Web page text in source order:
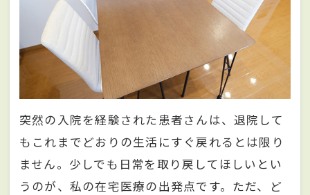
突然の入院を経験された患者さんは、退院して
もこれまでどおりの生活にすぐ戻れるとは限り
ません。少しでも日常を取り戻してほしいとい
うのが、私の在宅医療の出発点です。ただ、ど